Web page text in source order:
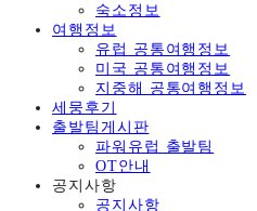
숙소정보
여행정보
유럽 공통여행정보
미국 공통여행정보
지중해 공통여행정보
세뭉후기
출발팀게시판
파워유럽 출발팀
OT안내
공지사항
공지사항